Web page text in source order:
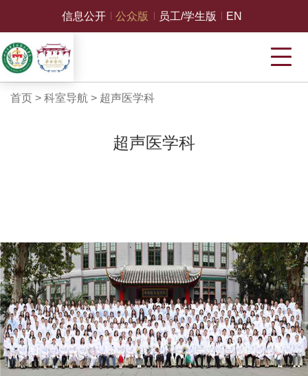
信息公开 公众版 员工/学生版 EN
首页 > 科室导航> 超声医学科
超声医学科